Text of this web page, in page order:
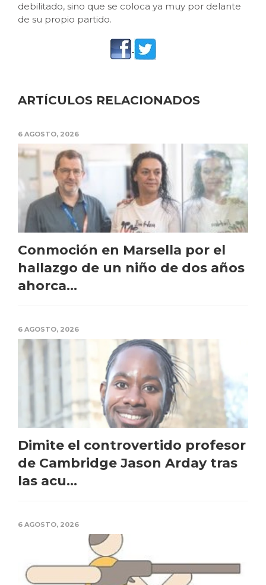
debilitado, sino que se coloca ya muy por delante
de su propio partido.
ARTÍCULOS RELACIONADOS
6 AGOSTO, 2026
Conmoción en Marsella por el
hallazgo de un niño de dos años
ahorca...
6 AGOSTO, 2026
Dimite el controvertido profesor
de Cambridge Jason Arday tras
las acu...
6 AGOSTO, 2026